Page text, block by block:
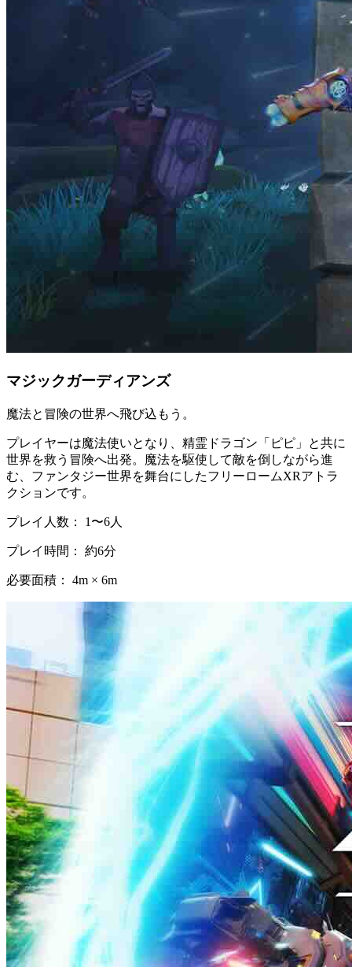
マジックガーディアンズ
魔法と冒険の世界へ飛び込もう。
プレイヤーは魔法使いとなり、精霊ドラゴン「ピピ」と共に
世界を救う冒険へ出発。魔法を駆使して敵を倒しながら進
む、ファンタジー世界を舞台にしたフリーロームXRアトラ
クションです。
プレイ人数： 1〜6人
プレイ時間： 約6分
必要面積： 4m × 6m